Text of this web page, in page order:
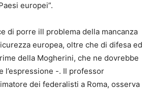
europei”.
di porre ill problema della mancanza
europea, oltre che di difesa ed
della Mogherini, che ne dovrebbe
l’espressione -. Il professor
dei federalisti a Roma, osserva